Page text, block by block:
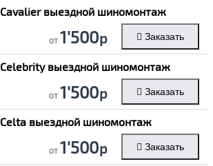
Cavalier выездной шиномонтаж
от1'500р Заказать
Celebrity выездной шиномонтаж
от1'500р Заказать
Celta выездной шиномонтаж
от1'500р Заказать